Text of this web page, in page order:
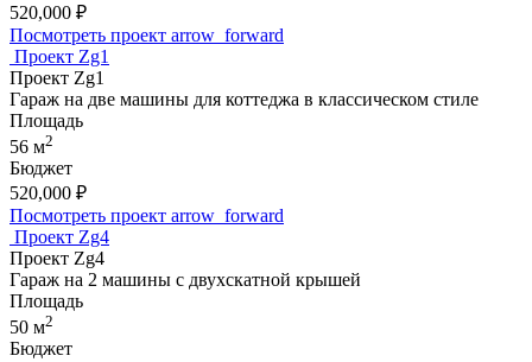
520,000 ₽
Посмотреть проект arrow_forward
Проект Zg1
Проект Zg1
Гараж на две машины для коттеджа в классическом стиле
Площадь
56 м2
Бюджет
520,000 ₽
Посмотреть проект arrow_forward
Проект Zg4
Проект Zg4
Гараж на 2 машины с двухскатной крышей
Площадь
50 м2
Бюджет